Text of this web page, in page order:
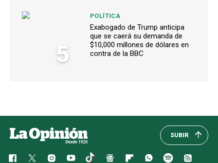
5
POLÍTICA
Exabogado de Trump anticipa
que se caerá su demanda de
$10,000 millones de dólares en
contra de la BBC
SUBIR